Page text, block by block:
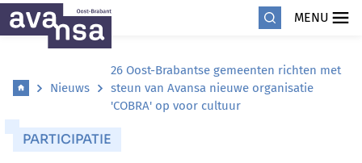
MENU
Nieuws
26 Oost-Brabantse gemeenten richten met
steun van Avansa nieuwe organisatie
'COBRA' op voor cultuur
PARTICIPATIE